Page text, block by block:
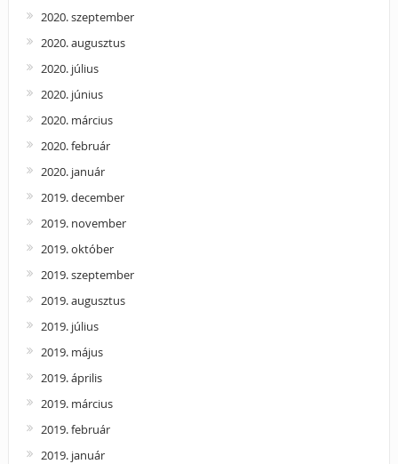
2020. szeptember
2020. augusztus
2020. július
2020. június
2020. március
2020. február
2020. január
2019. december
2019. november
2019. október
2019. szeptember
2019. augusztus
2019. július
2019. május
2019. április
2019. március
2019. február
2019. január